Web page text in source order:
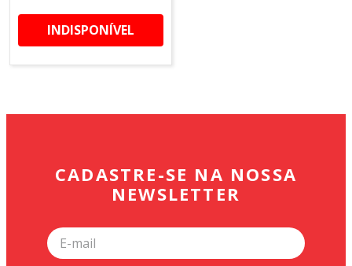
INDISPONÍVEL
CADASTRE-SE NA NOSSA
NEWSLETTER